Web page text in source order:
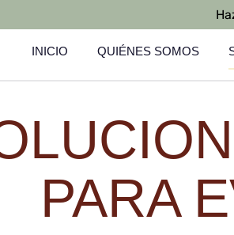
INICIO QUIÉNES SOMOS
PARA